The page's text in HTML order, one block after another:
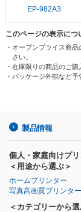
EP-982A3
このページの表示につ
・オープンプライス商
さい。
・在庫限りの商品のご
・パッケージ外観など
製品情報
個人・家庭向けプ
＜用途から選ぶ＞
ホームプリンター
写真高画質プリンター
＜カテゴリーから選